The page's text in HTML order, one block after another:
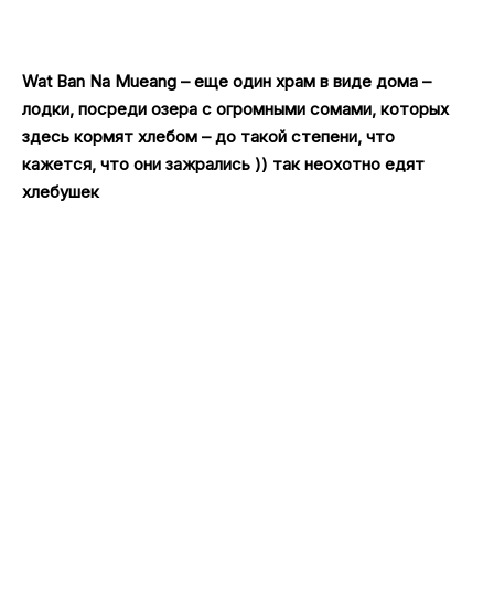
Wat Ban Na Mueang – еще один храм в виде дома –
лодки, посреди озера с огромными сомами, которых
здесь кормят хлебом – до такой степени, что
кажется, что они зажрались )) так неохотно едят
хлебушек